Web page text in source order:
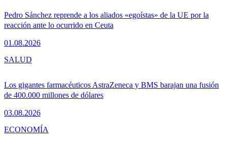
Pedro Sánchez reprende a los aliados «egoístas» de la UE por la
reacción ante lo ocurrido en Ceuta
01.08.2026
Los gigantes farmacéuticos AstraZeneca y BMS barajan una fusión
de 400.000 millones de dólares
03.08.2026
SALUD
ECONOMÍA